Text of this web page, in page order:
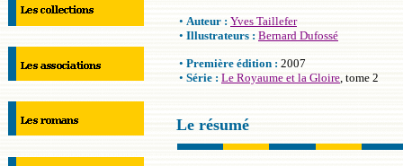
• Auteur : Yves Taillefer
• Illustrateurs : Bernard Dufossé
• Première édition : 2007
• Série : Le Royaume et la Gloire, tome 2
Le résumé